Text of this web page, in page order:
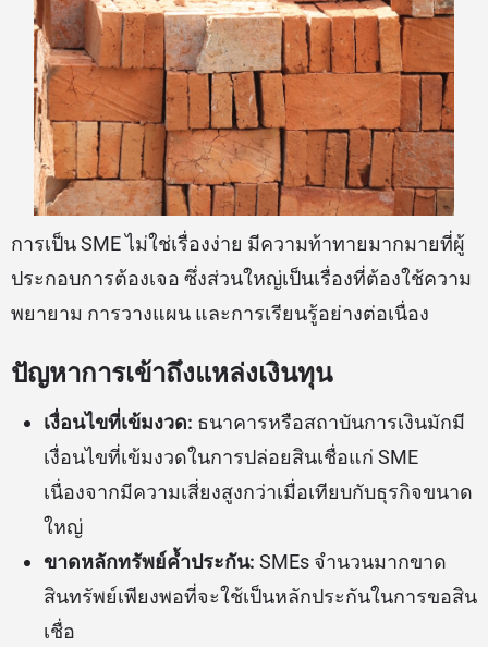
การเป็น SME ไม่ใช่เรื่องง่าย มีความท้าทายมากมายที่ผู้
ประกอบการต้องเจอ ซึ่งส่วนใหญ่เป็นเรื่องที่ต้องใช้ความ
พยายาม การวางแผน และการเรียนรู้อย่างต่อเนื่อง
ปัญหาการเข้าถึงแหล่งเงินทุน
เงื่อนไขที่เข้มงวด: ธนาคารหรือสถาบันการเงินมักมี
เงื่อนไขที่เข้มงวดในการปล่อยสินเชื่อแก่ SME
เนื่องจากมีความเสี่ยงสูงกว่าเมื่อเทียบกับธุรกิจขนาด
ใหญ่
ขาดหลักทรัพย์ค้ำประกัน: SMEs จำนวนมากขาด
สินทรัพย์เพียงพอที่จะใช้เป็นหลักประกันในการขอสิน
เชื่อ